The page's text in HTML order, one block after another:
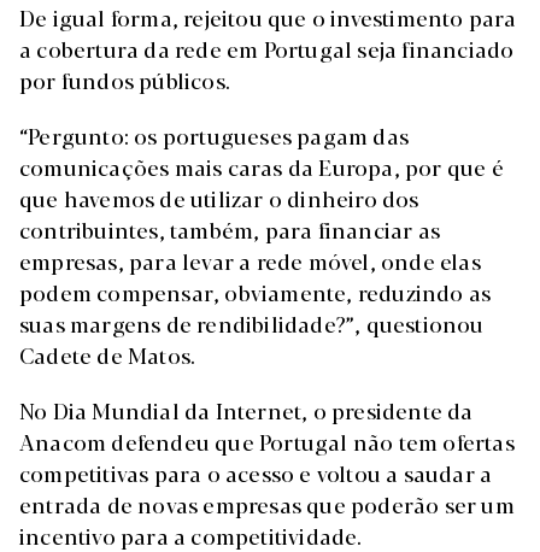
De igual forma, rejeitou que o investimento para
a cobertura da rede em Portugal seja financiado
por fundos públicos.
“Pergunto: os portugueses pagam das
comunicações mais caras da Europa, por que é
que havemos de utilizar o dinheiro dos
contribuintes, também, para financiar as
empresas, para levar a rede móvel, onde elas
podem compensar, obviamente, reduzindo as
suas margens de rendibilidade?”, questionou
Cadete de Matos.
No Dia Mundial da Internet, o presidente da
Anacom defendeu que Portugal não tem ofertas
competitivas para o acesso e voltou a saudar a
entrada de novas empresas que poderão ser um
incentivo para a competitividade.